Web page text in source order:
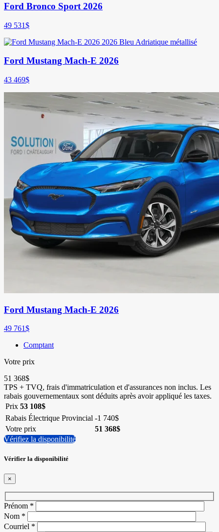
Ford Bronco Sport 2026
49 531$
Ford Mustang Mach-E 2026
43 469$
Ford Mustang Mach-E 2026
49 761$
Comptant
Votre prix
51 368$
TPS + TVQ, frais d'immatriculation et d'assurances non inclus. Les
rabais gouvernementaux sont déduits après avoir appliqué les taxes.
Prix 53 108$
Rabais Électrique Provincial -1 740$
Votre prix
51 368$
Vérifiez la disponibilité
Vérifier la disponibilité
×
Prénom *
Nom *
Courriel *